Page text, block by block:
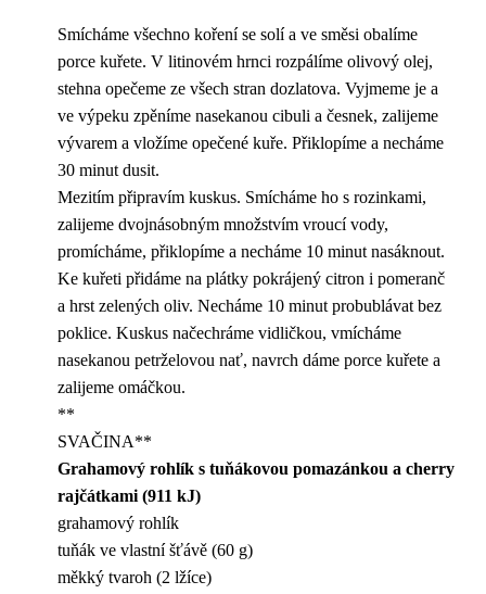
Smícháme všechno koření se solí a ve směsi obalíme
porce kuřete. V litinovém hrnci rozpálíme olivový olej,
stehna opečeme ze všech stran dozlatova. Vyjmeme je a
ve výpeku zpěníme nasekanou cibuli a česnek, zalijeme
vývarem a vložíme opečené kuře. Přiklopíme a necháme
30 minut dusit.
Mezitím připravím kuskus. Smícháme ho s rozinkami,
zalijeme dvojnásobným množstvím vroucí vody,
promícháme, přiklopíme a necháme 10 minut nasáknout.
Ke kuřeti přidáme na plátky pokrájený citron i pomeranč
a hrst zelených oliv. Necháme 10 minut probublávat bez
poklice. Kuskus načechráme vidličkou, vmícháme
nasekanou petrželovou nať, navrch dáme porce kuřete a
zalijeme omáčkou.
**
SVAČINA**
Grahamový rohlík s tuňákovou pomazánkou a cherry
rajčátkami (911 kJ)
grahamový rohlík
tuňák ve vlastní šťávě (60 g)
měkký tvaroh (2 lžíce)